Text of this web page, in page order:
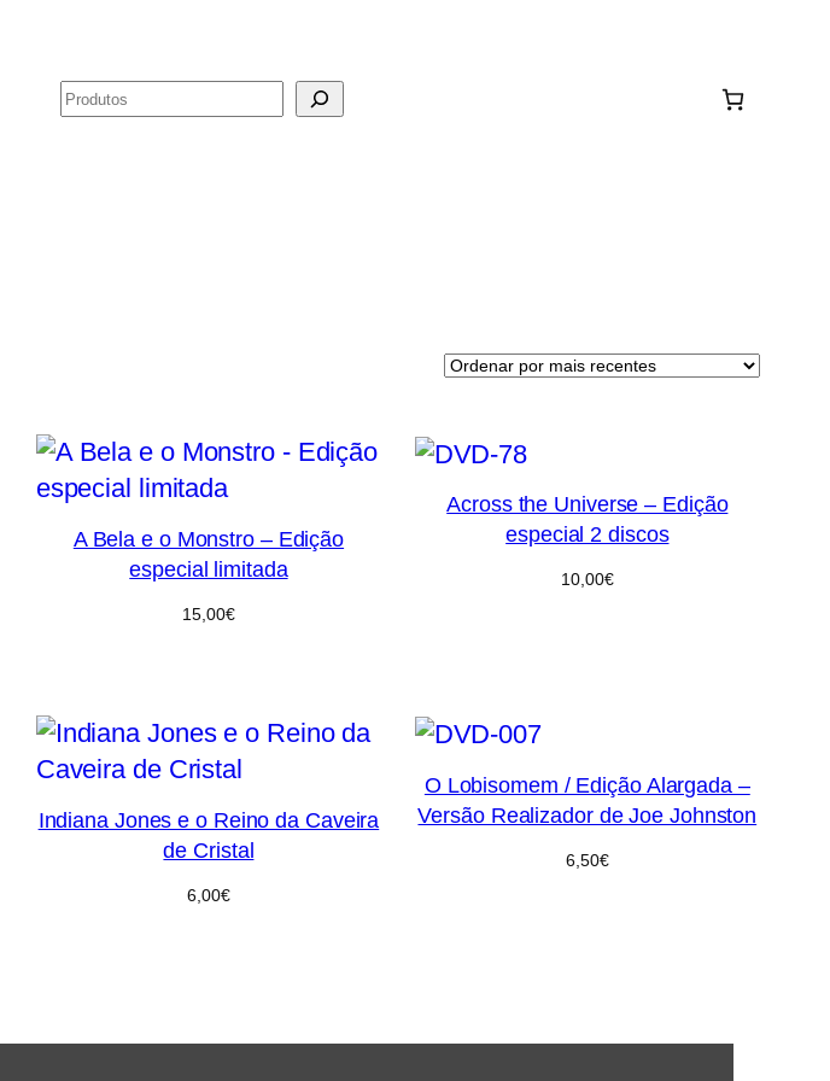
Pesquisar
A Bela e o Monstro – Edição
especial limitada
15,00€
Across the Universe – Edição
especial 2 discos
10,00€
Indiana Jones e o Reino da Caveira
de Cristal
6,00€
O Lobisomem / Edição Alargada –
Versão Realizador de Joe Johnston
6,50€